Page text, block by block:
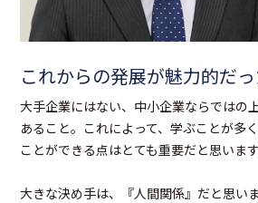
これからの発展が魅力的だ
大手企業にはない、中小企業ならではの
あること。これによって、学ぶことが多
ことができる点はとても重要だと思います
大きな決め手は、『人間関係』だと思いま